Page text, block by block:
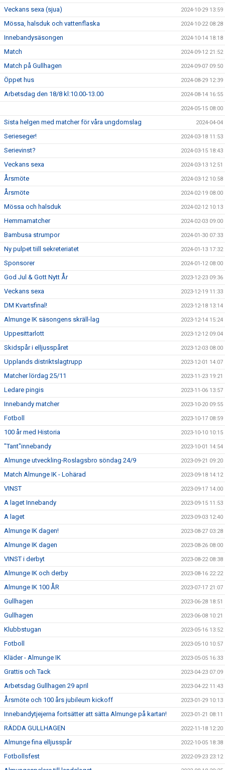
Veckans sexa (sjua) 2024-10-29 13:59
Mössa, halsduk och vattenflaska 2024-10-22 08:28
Innebandysäsongen 2024-10-14 18:18
Match 2024-09-12 21:52
Match på Gullhagen 2024-09-07 09:50
Öppet hus 2024-08-29 12:39
Arbetsdag den 18/8 kl:10.00-13.00 2024-08-14 16:55
2024-05-15 08:00
Sista helgen med matcher för våra ungdomslag 2024-04-04
Serieseger! 2024-03-18 11:53
Serievinst? 2024-03-15 18:43
Veckans sexa 2024-03-13 12:51
Årsmöte 2024-03-12 10:58
Årsmöte 2024-02-19 08:00
Mössa och halsduk 2024-02-12 10:13
Hemmamatcher 2024-02-03 09:00
Bambusa strumpor 2024-01-30 07:33
Ny pulpet tiill sekreteriatet 2024-01-13 17:32
Sponsorer 2024-01-12 08:00
God Jul & Gott Nytt År 2023-12-23 09:36
Veckans sexa 2023-12-19 11:33
DM Kvartsfinal! 2023-12-18 13:14
Almunge IK säsongens skräll-lag 2023-12-14 15:24
Uppesittarlott 2023-12-12 09:04
Skidspår i elljusspåret 2023-12-03 08:00
Upplands distriktslagtrupp 2023-12-01 14:07
Matcher lördag 25/11 2023-11-23 19:21
Ledare pingis 2023-11-06 13:57
Innebandy matcher 2023-10-20 09:55
Fotboll 2023-10-17 08:59
100 år med Historia 2023-10-10 10:15
"Tant"innebandy 2023-10-01 14:54
Almunge utveckling-Roslagsbro söndag 24/9 2023-09-21 09:20
Match Almunge IK - Lohärad 2023-09-18 14:12
VINST 2023-09-17 14:00
A laget Innebandy 2023-09-15 11:53
A laget 2023-09-03 12:40
Almunge IK dagen! 2023-08-27 03:28
Almunge IK dagen 2023-08-26 08:00
VINST i derbyt 2023-08-22 08:38
Almunge IK och derby 2023-08-16 22:22
Almunge IK 100 ÅR 2023-07-17 21:07
Gullhagen 2023-06-28 18:51
Gullhagen 2023-06-08 10:21
Klubbstugan 2023-05-16 13:52
Fotboll 2023-05-10 10:57
Kläder - Almunge IK 2023-05-05 16:33
Grattis och Tack 2023-04-23 07:09
Arbetsdag Gullhagen 29 april 2023-04-22 11:43
Årsmöte och 100 års jubileum kickoff 2023-01-29 10:13
Innebandytjejerna fortsätter att sätta Almunge på kartan! 2023-01-21 08:11
RÄDDA GULLHAGEN 2022-11-18 12:20
Almunge fina elljusspår 2022-10-05 18:38
Fotbollsfest 2022-09-23 23:12